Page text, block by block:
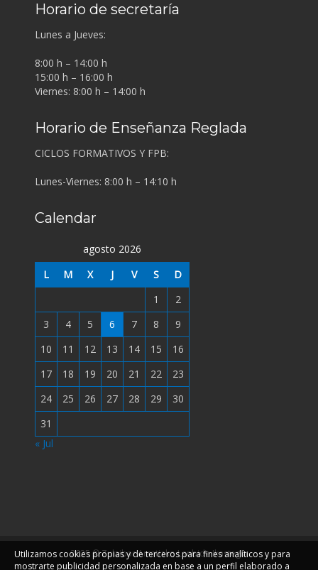
Horario de secretaría
Lunes a Jueves:
8:00 h – 14:00 h
15:00 h – 16:00 h
Viernes: 8:00 h – 14:00 h
Horario de Enseñanza Reglada
CICLOS FORMATIVOS Y FPB:
Lunes-Viernes: 8:00 h – 14:10 h
Calendar
agosto 2026
L
M X J V S
D
1
2
3
4 5 6 7 8
9
10
11 12 13 14 15
16
17
18 19 20 21 22
23
24
25 26 27 28 29
30
31
« Jul
2025 © Zulaibar Arratiako Lanbide Ikastegia
Utilizamos cookies propias y de terceros para fines analíticos y para
mostrarte publicidad personalizada en base a un perfil elaborado a